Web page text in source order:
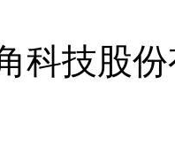
技股份